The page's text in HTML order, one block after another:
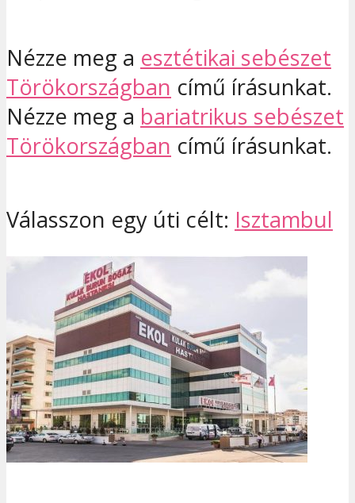
Nézze meg a esztétikai sebészet
Törökországban című írásunkat.
Nézze meg a bariatrikus sebészet
Törökországban című írásunkat.
Válasszon egy úti célt: Isztambul